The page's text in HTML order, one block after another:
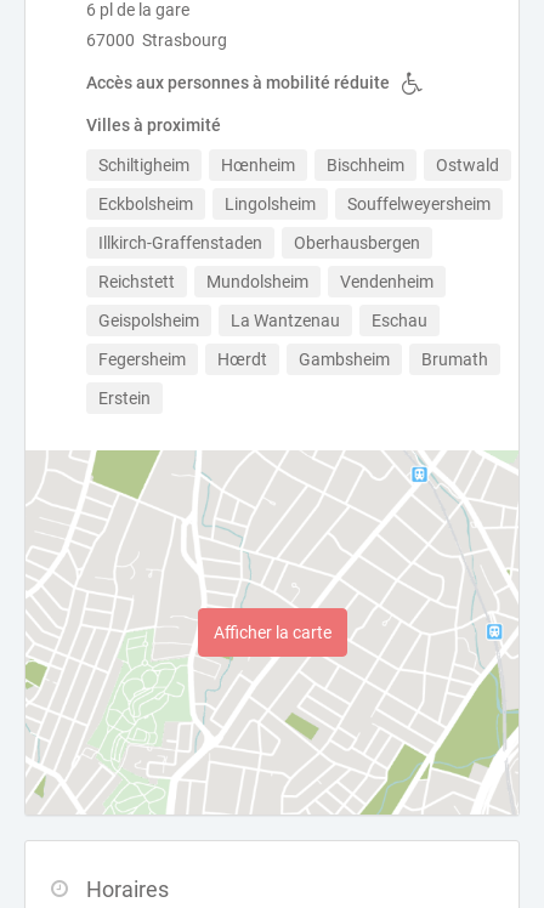
6 pl de la gare
67000 Strasbourg
Accès aux personnes à mobilité réduite
Villes à proximité
Schiltigheim Hœnheim Bischheim
Ostwald
Eckbolsheim
Lingolsheim
Souffelweyersheim
Illkirch-Graffenstaden
Oberhausbergen
Reichstett
Mundolsheim
Vendenheim
Geispolsheim
La Wantzenau
Eschau
Fegersheim
Hœrdt Gambsheim
Brumath
Erstein
Afficher la carte
Horaires